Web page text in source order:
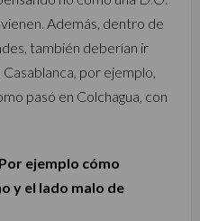
Además, dentro de
también deberían ir
por ejemplo,
pasó en Colchagua, con
ejemplo cómo
y el lado malo de